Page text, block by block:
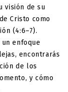
visión de su
Cristo como
(4:6–7).
enfoque
encontrarás
de los
y cómo